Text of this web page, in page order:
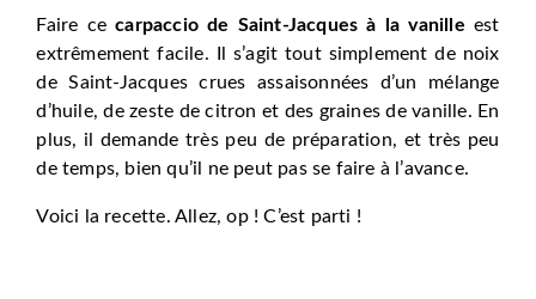
Faire cecarpaccio de Saint-Jacques à la vanille est
extrêmement facile. Il s’agit tout simplement de noix
de Saint-Jacques crues assaisonnées d’un mélange
d’huile, de zeste de citron et des graines de vanille. En
plus, il demande très peu de préparation, et très peu
de temps, bien qu’il ne peut pas se faire à l’avance.
Voici la recette. Allez, op ! C’est parti !